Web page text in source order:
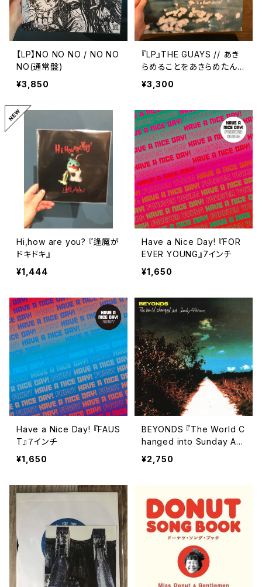
【LP】NO NO NO / NO NO
NO(通常盤)
¥3,850
『LP』THE GUAYS // あき
らめることをあきらめたん
だ
¥3,300
Hi,how are you? 『逢魔が
ドキドキ』
¥1,444
Have a Nice Day! 『FOR
EVER YOUNG』7インチ
¥1,650
Have a Nice Day! 『FAUS
T』７インチ
¥1,650
BEYONDS 『The World C
hanged into Sunday Aft
ernoon』（10インチ＋DVD
＋CD）
¥2,750